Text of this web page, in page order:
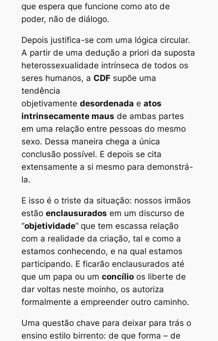
que espera que funcione como ato de
poder, não de diálogo.
Depois justifica-se com uma lógica circular.
A partir de uma dedução a priori da suposta
heterossexualidade intrínseca de todos os
seres humanos, a CDFsupõe uma
tendência
objetivamente desordenada e atos
intrinsecamente maus de ambas partes
em uma relação entre pessoas do mesmo
sexo. Dessa maneira chega a única
conclusão possível. E depois se cita
extensamente a si mesmo para demonstrá-
la.
E isso é o triste da situação: nossos irmãos
estão enclausurados em um discurso de
“objetividade” que tem escassa relação
com a realidade da criação, tal e como a
estamos conhecendo, e na qual estamos
participando. E ficarão enclausurados até
que um papa ou um concílioos liberte de
dar voltas neste moinho, os autoriza
formalmente a empreender outro caminho.
Uma questão chave para deixar para trás o
ensino estilo birrento: de que forma – de